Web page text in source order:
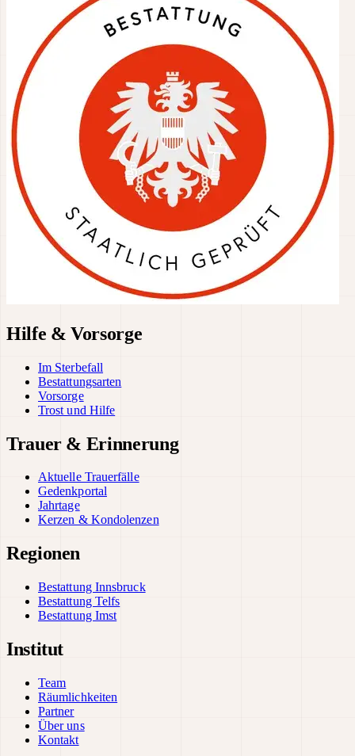
Hilfe & Vorsorge
Im Sterbefall
Bestattungsarten
Vorsorge
Trost und Hilfe
Trauer & Erinnerung
Aktuelle Trauerfälle
Gedenkportal
Jahrtage
Kerzen & Kondolenzen
Regionen
Bestattung Innsbruck
Bestattung Telfs
Bestattung Imst
Institut
Team
Räumlichkeiten
Partner
Über uns
Kontakt